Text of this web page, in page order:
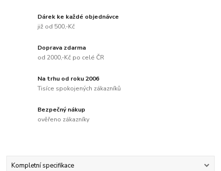
Dárek ke každé objednávce
již od 500,-Kč
Doprava zdarma
od 2000,-Kč po celé ČR
Na trhu od roku 2006
Tisíce spokojených zákazníků
Bezpečný nákup
ověřeno zákazníky
Kompletní specifikace